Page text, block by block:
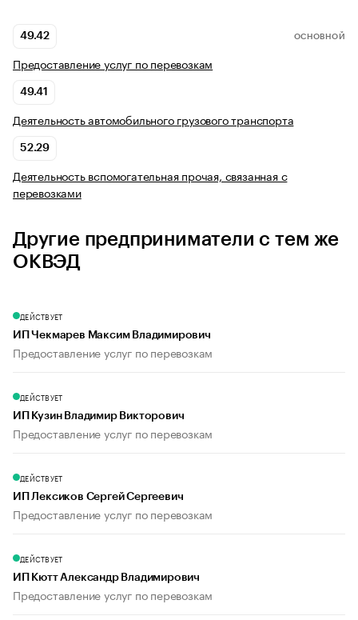
49.42 ОСНОВНОЙ
Предоставление услуг по перевозкам
49.41
Деятельность автомобильного грузового транспорта
52.29
Деятельность вспомогательная прочая, связанная с
перевозками
Другие предприниматели с тем же
ОКВЭД
ДЕЙСТВУЕТ
ИП Чекмарев Максим Владимирович
Предоставление услуг по перевозкам
ДЕЙСТВУЕТ
ИП Кузин Владимир Викторович
Предоставление услуг по перевозкам
ДЕЙСТВУЕТ
ИП Лексиков Сергей Сергеевич
Предоставление услуг по перевозкам
ДЕЙСТВУЕТ
ИП Кютт Александр Владимирович
Предоставление услуг по перевозкам